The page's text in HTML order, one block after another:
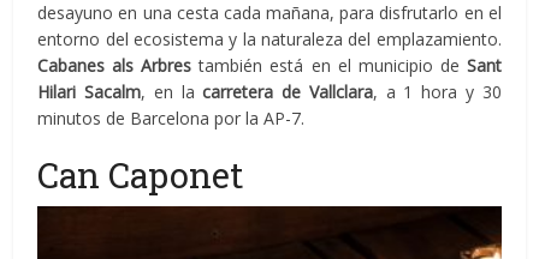
desayuno en una cesta cada mañana, para disfrutarlo en el
entorno del ecosistema y la naturaleza del emplazamiento.
Cabanes als Arbres también está en el municipio de Sant
Hilari Sacalm, en la carretera de Vallclara, a 1 hora y 30
minutos de Barcelona por la AP-7.
Can Caponet